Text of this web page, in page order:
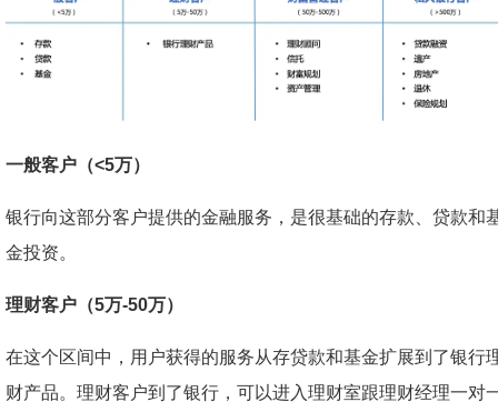
一般客户（<5万）
银行向这部分客户提供的金融服务，是很基础的存款、贷款和
金投资。
理财客户（5万-50万）
在这个区间中，用户获得的服务从存贷款和基金扩展到了银行
财产品。理财客户到了银行，可以进入理财室跟理财经理一对